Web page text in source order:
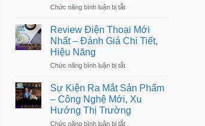
Dễ
Quyết
Khỏe
Mỗi
Ngày
Giản
Chức năng bình luận bị tắtở
Cuộc
Sống
Hay
Cuộc
Sống
Dễ
Dàng
Hơn
Review Điện Thoại Mới
Nhất – Đánh Giá Chi Tiết,
Hiệu Năng
Chức năng bình luận bị tắtở
Điện
Thoại
Mới
Nhất
–
Sự Kiện Ra Mắt Sản Phẩm
– Công Nghệ Mới, Xu
Hướng Thị Trường
Chức năng bình luận bị tắtở